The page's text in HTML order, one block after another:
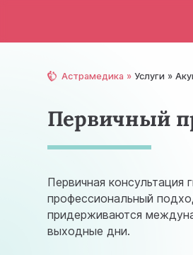
Астрамедика Услуги
Первичный
Первичная
профессиональный
придерживаются
выходные дни.